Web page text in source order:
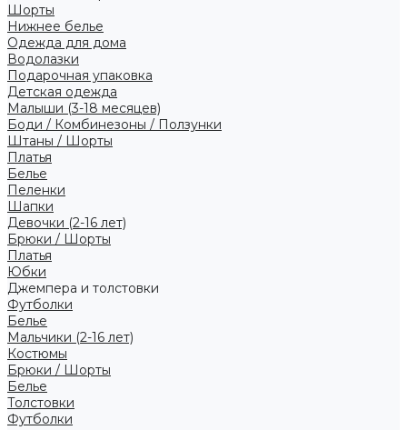
Шорты
Нижнее белье
Одежда для дома
Водолазки
Подарочная упаковка
Детская одежда
Малыши (3-18 месяцев)
Боди / Комбинезоны / Ползунки
Штаны / Шорты
Платья
Белье
Пеленки
Шапки
Девочки (2-16 лет)
Брюки / Шорты
Платья
Юбки
Джемпера и толстовки
Футболки
Белье
Мальчики (2-16 лет)
Костюмы
Брюки / Шорты
Белье
Толстовки
Футболки